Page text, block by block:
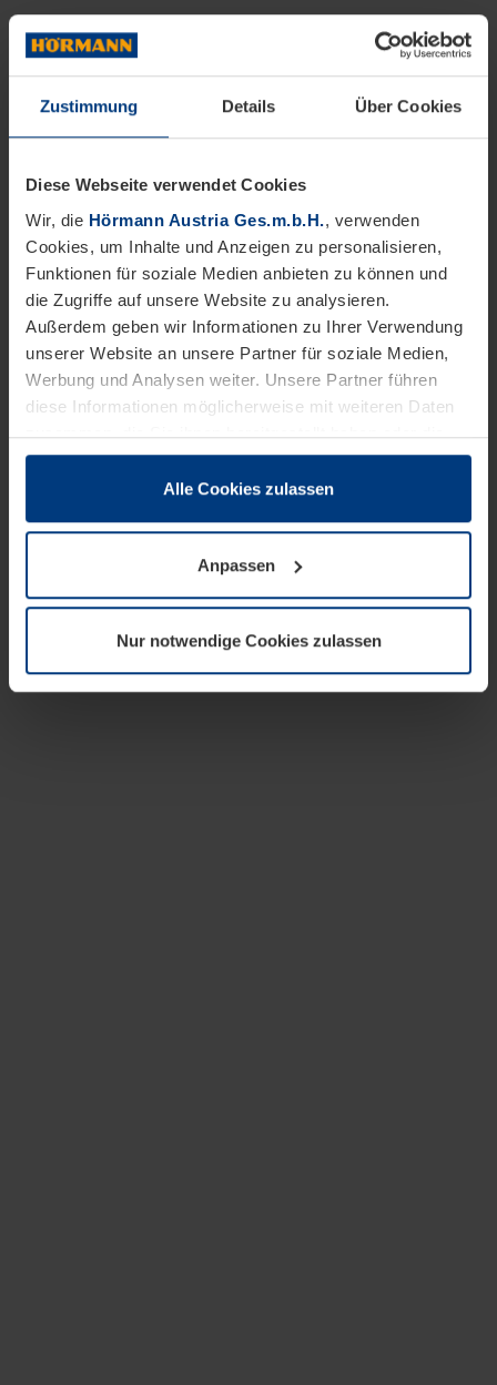
Zustimmung Details Über Cookies
Diese Webseite verwendet Cookies
Wir, die Hörmann Austria Ges.m.b.H., verwenden
Cookies, um Inhalte und Anzeigen zu personalisieren,
Funktionen für soziale Medien anbieten zu können und
die Zugriffe auf unsere Website zu analysieren.
Außerdem geben wir Informationen zu Ihrer Verwendung
unserer Website an unsere Partner für soziale Medien,
Werbung und Analysen weiter. Unsere Partner führen
diese Informationen möglicherweise mit weiteren Daten
zusammen, die Sie ihnen bereitgestellt haben oder die
sie im Rahmen Ihrer Nutzung der Dienste gesammelt
wenn diese für den Betrieb dieser Seite unbedingt
notwendig sind. Für alle anderen Cookie-Typen benötigen
wir Ihre Erlaubnis. Ihre Einwilligung können Sie jederzeit
Datenschutzerklärungunserer Website ändern oder
widerrufen.
Alle Cookies zulassen
Anpassen
Nur notwendige Cookies zulassen